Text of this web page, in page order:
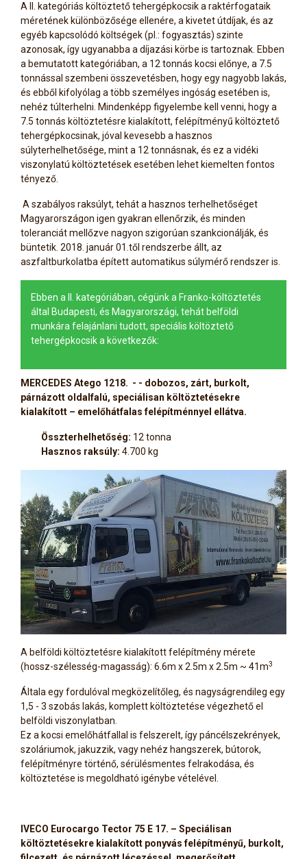
A II. kategóriás költöztető tehergépkocsik a raktérfogataik
méretének különbözősége ellenére, a kivetet útdíjak, és az
egyéb kapcsolódó költségek (pl.: fogyasztás) szinte
azonosak, így ugyanabba a díjazási körbe is tartoznak. Ebben
a bemutatott kategóriában, a 12 tonnás kocsi előnye, a 7.5
tonnással szembeni összevetésben, hogy egy nagyobb lakás,
és ebből kifolyólag a több személyes ingóság esetében is,
nehéz túlterhelni. Mindenképp figyelembe kell venni, hogy a
7.5 tonnás költöztetésre kialakított, felépítményű költöztető
tehergépkocsinak, jóval kevesebb a hasznos
súlyterhelhetősége, mint a 12 tonnásnak, és ez a vidéki
viszonylatú költöztetések esetében lehet kiemelten fontos
tényező.
A szabályos raksúlyt, tehát a hasznos terhelhetőséget
Magyarországon igen gyakran ellenőrzik, és minden
toleranciát mellőzve nagyon szigorúan szankcionálják, és
büntetik. 2018. január 01.től rendszerbe állt, az
aszfaltburkolatba épített automatikus súlymérő rendszer is.
Ebben a II. kategóriában, cégünk a Franko-költöztetés
által Budapesti, és Magyarországi, tehát belföldi
munkára felajánlani tudott, speciális költöztető
tehergépkocsik a következők:
MERCEDES Atego 1218. - - dobozos, zárt, burkolt,
párnázott oldalfalú, speciálisan költöztetésekre
kialakított – emelőhátfalas felépítménnyel ellátva.
Összterhelhetőség: 12 tonna
Hasznos raksúly: 4.700 kg
A belföldi költöztetésre kialakított felépítmény mérete
(hossz-szélesség-magasság): 6.6m x 2.5m x 2.5m ~ 41m3
Általa egy fordulóval megközelítőleg, és nagyságrendileg egy
1,5 - 3 szobás lakás, komplett költöztetése végezhető el
belföldi viszonylatban.
Ez a kocsi emelőhátfallal is felszerelt, így páncélszekrények,
szoláriumok, jakuzzik, vagy nehéz hangszerek, bútorok,
felépítményre történő, sérülésmentes felrakodása, és
költöztetése is megoldható igénybe vételével.
IVECO Eurocargo Tector 75 E 17. – Speciálisan
költöztetésekre kialakított ponyvás felépítményű, burkolt,